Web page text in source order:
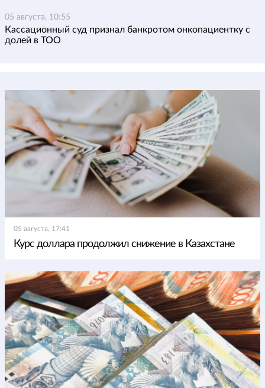
05 августа, 10:55
Кассационный суд признал банкротом онкопациентку с
долей в ТОО
05 августа, 17:41
Курс доллара продолжил снижение в Казахстане